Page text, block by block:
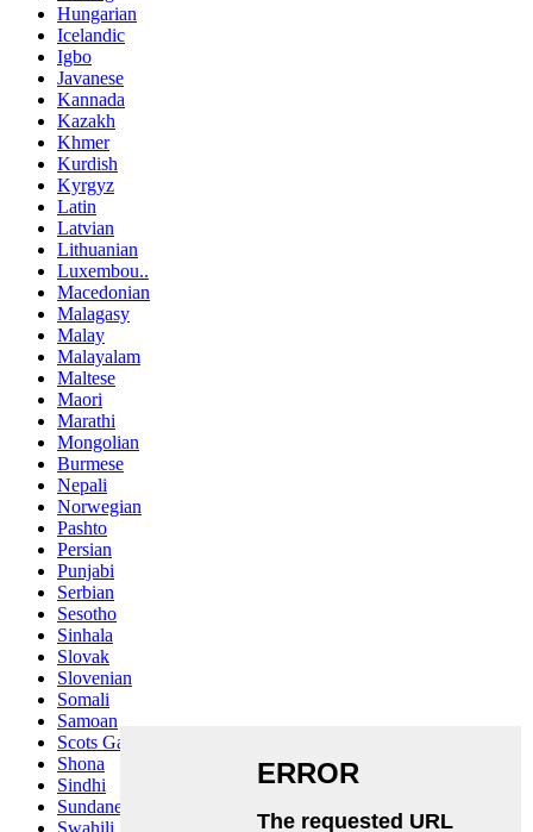
Hungarian
Icelandic
Igbo
Javanese
Kannada
Kazakh
Khmer
Kurdish
Kyrgyz
Latin
Latvian
Lithuanian
Luxembou..
Macedonian
Malagasy
Malay
Malayalam
Maltese
Maori
Marathi
Mongolian
Burmese
Nepali
Norwegian
Pashto
Persian
Punjabi
Serbian
Sesotho
Sinhala
Slovak
Slovenian
Somali
Samoan
Scots Gaelic
Shona
Sindhi
Sundanese
Swahili